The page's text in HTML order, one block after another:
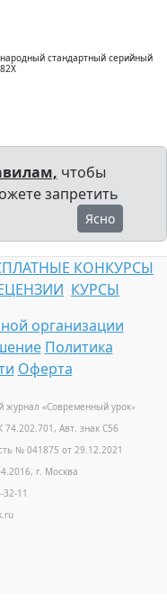
стандартный серийный
чтобы
запретить
Ясно
КОНКУРСЫ
КУРСЫ
организации
Политика
Оферта
журнал «Современный урок»
74.202.701, Авт. знак С56
№ 041875 от 29.12.2021
г. Москва
11